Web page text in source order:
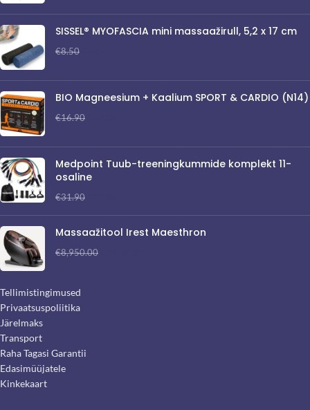
SISSEL® MYOFASCIA mini massaažirull, 5,2 x 17 cm
€8.50
BIO Magneesium + Kaalium SPORT & CARDIO (N14)
€16.90
Medpoint Tuub-treeningkummide komplekt 11-
osaline
€31.90
Massaažitool Irest Maesthron
€8,950.00
Tellimistingimused
Privaatsuspoliitika
Järelmaks
Transport
Raha Tagasi Garantii
Edasimüüjatele
Kinkekaart